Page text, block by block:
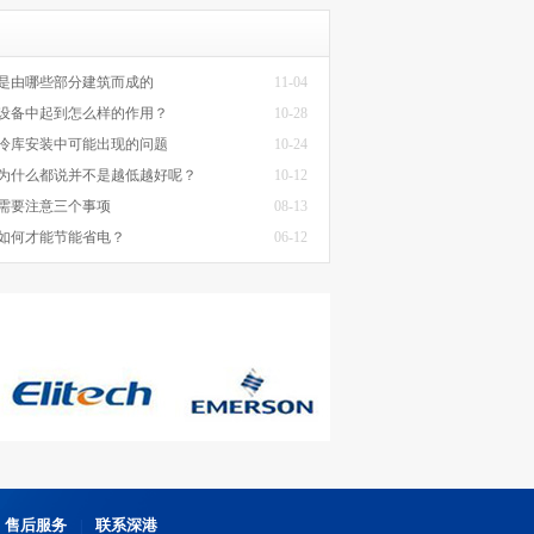
11-04
由哪些部分建筑而成的
10-28
备中起到怎么样的作用？
10-24
库安装中可能出现的问题
10-12
什么都说并不是越低越好呢？
08-13
要注意三个事项
06-12
何才能节能省电？
售后服务 联系深港